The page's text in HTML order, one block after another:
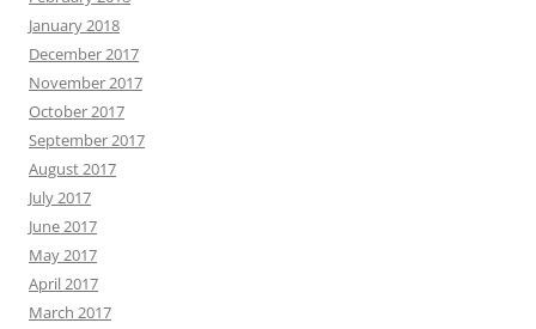
January 2018
December 2017
November 2017
October 2017
September 2017
August 2017
July 2017
June 2017
May 2017
April 2017
March 2017